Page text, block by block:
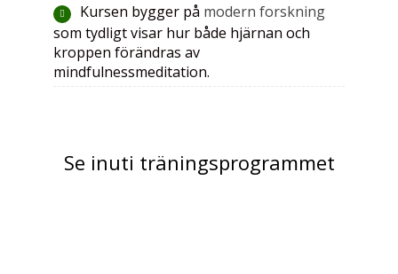
Kursen bygger på modern forskning
som tydligt visar hur både hjärnan och
kroppen förändras av
mindfulnessmeditation.
Se inuti träningsprogrammet